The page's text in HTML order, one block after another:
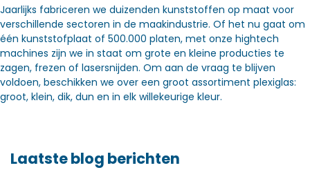
Jaarlijks fabriceren we duizenden kunststoffen op maat voor
verschillende sectoren in de maakindustrie. Of het nu gaat om
één kunststofplaat of 500.000 platen, met onze hightech
machines zijn we in staat om grote en kleine producties te
zagen, frezen of lasersnijden. Om aan de vraag te blijven
voldoen, beschikken we over een groot assortiment plexiglas:
groot, klein, dik, dun en in elk willekeurige kleur.
Laatste blog berichten